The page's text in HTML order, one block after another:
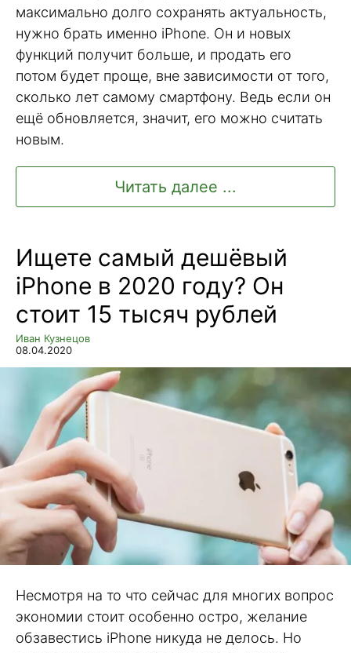
максимально долго сохранять актуальность,
нужно брать именно iPhone. Он и новых
функций получит больше, и продать его
потом будет проще, вне зависимости от того,
сколько лет самому смартфону. Ведь если он
ещё обновляется, значит, его можно считать
новым.
Читать далее ...
Ищете самый дешёвый
iPhone в 2020 году? Он
стоит 15 тысяч рублей
Иван Кузнецов
08.04.2020
Несмотря на то что сейчас для многих вопрос
экономии стоит особенно остро, желание
обзавестись iPhone никуда не делось. Но